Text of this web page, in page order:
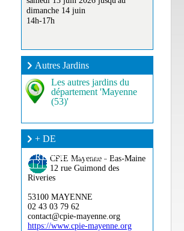
dimanche 14 juin
14h-17h
Autres Jardins
Les autres jardins du
département 'Mayenne
(53)'
+ DE
RENSEIGNEMENT ?
CPIE Mayenne - Bas-Maine
12 rue Guimond des
Riveries
53100 MAYENNE
02 43 03 79 62
contact@cpie-mayenne.org
https://www.cpie-mayenne.org